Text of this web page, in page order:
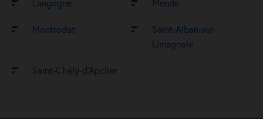
Langogne Mende
Montrodat
Saint-Alban-sur-
Limagnole
Saint-Chély-d’Apcher